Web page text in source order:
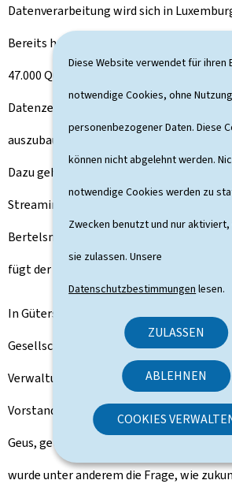
Diese Website verwendet für ihren
notwendige Cookies, ohne Nutzung
personenbezogener Daten. Diese
können nicht abgelehnt werden.
notwendige Cookies werden zu
Zwecken benutzt und nur aktiviert,
sie zulassen. Unsere
Datenschutzbestimmungen lesen.
ZULASSEN
ABLEHNEN
COOKIES
Datenverarbeitung wird sich in
Bereits heute verfügen wir mit 23
47.000 Quadratmeter Fläche über das
Datenzentren weltweit, aber wir haben
auszubauen und uns für Angebote der
Dazu gehören verstärkt Cloud Computing
Streamingdienste, die auch für
Bertelsmann und RTL Group von
fügt der Premierminister hinzu.
In Gütersloh hat Xavier Bettel ebenfalls
Gesellschafterversammlung der
Verwaltungsgesellschaft (BVG), Liz Mohn,
Vorstandsvorsitzenden der Bertelsmann
Geus, getroffen, um aktuelle Projekte zu
wurde unter anderem die Frage, wie